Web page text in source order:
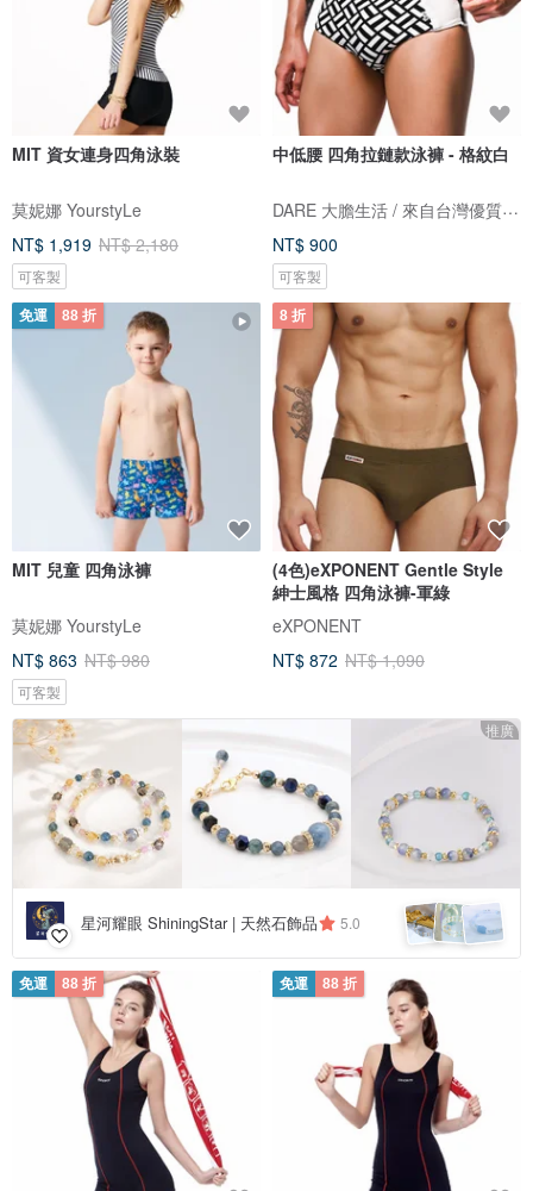
MIT 資女連身四角泳裝
莫妮娜 YourstyLe
NT$ 1,919 NT$ 2,180
可客製
中低腰 四角拉鏈款泳褲 - 格紋白
DARE 大膽生活 / 來自台灣優質男性內著
NT$ 900
可客製
免運 88 折
MIT 兒童 四角泳褲
莫妮娜 YourstyLe
NT$ 863 NT$ 980
可客製
8 折
(4色)eXPONENT Gentle Style
紳士風格 四角泳褲-軍綠
eXPONENT
NT$ 872 NT$ 1,090
推廣
星河耀眼 ShiningStar | 天然石飾品 5.0
免運 88 折 免運 88 折